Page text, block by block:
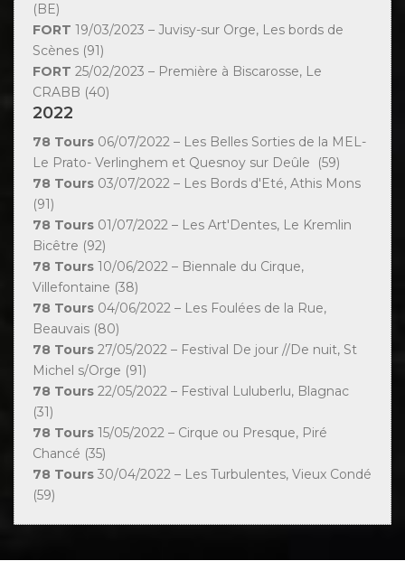
(BE)
FORT 19/03/2023 – Juvisy-sur Orge, Les bords de
Scènes (91)
FORT 25/02/2023 – Première à Biscarosse, Le
CRABB (40)
2022
78 Tours 06/07/2022 – Les Belles Sorties de la MEL-
Le Prato- Verlinghem et Quesnoy sur Deûle (59)
78 Tours 03/07/2022 – Les Bords d'Eté, Athis Mons
(91)
78 Tours 01/07/2022 – Les Art'Dentes, Le Kremlin
Bicêtre (92)
78 Tours 10/06/2022 – Biennale du Cirque,
Villefontaine (38)
78 Tours 04/06/2022 – Les Foulées de la Rue,
Beauvais (80)
78 Tours 27/05/2022 – Festival De jour //De nuit, St
Michel s/Orge (91)
78 Tours 22/05/2022 – Festival Luluberlu, Blagnac
(31)
78 Tours 15/05/2022 – Cirque ou Presque, Piré
Chancé (35)
78 Tours 30/04/2022 – Les Turbulentes, Vieux Condé
(59)